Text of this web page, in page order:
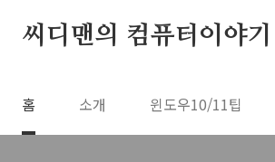
씨디맨의 컴퓨터이야기
홈 소개 윈도우10/11팁